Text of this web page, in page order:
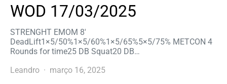
WOD 17/03/2025
STRENGHT EMOM 8′
DeadLift1×5/50%1×5/60%1×5/65%5×5/75% METCON 4
Rounds for time25 DB Squat20 DB…
Leandro
março 16, 2025